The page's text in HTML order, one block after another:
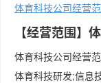
体育科技公司经营范
【经营范围】
体育科技公司经营
体育科技研发;信息